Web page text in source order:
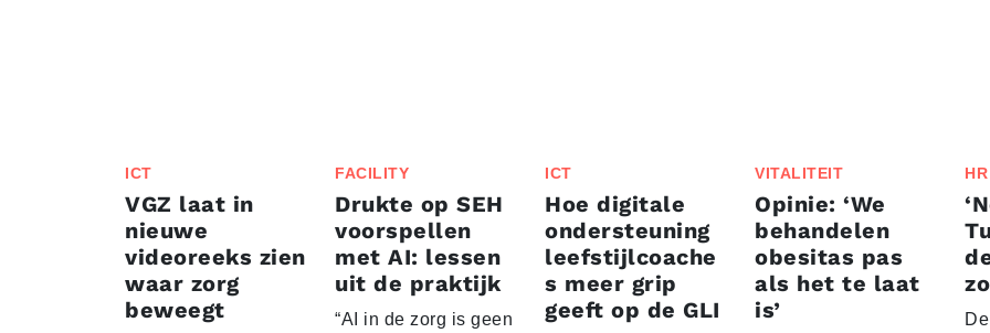
ICT
VGZ laat in
nieuwe
videoreeks zien
waar zorg
beweegt
FACILITY
Drukte op SEH
voorspellen
met AI: lessen
uit de praktijk
“AI in de zorg is geen
ICT
Hoe digitale
ondersteuning
leefstijlcoache
s meer grip
geeft op de GLI
VITALITEIT
Opinie: ‘We
behandelen
obesitas pas
als het te laat
is’
HR